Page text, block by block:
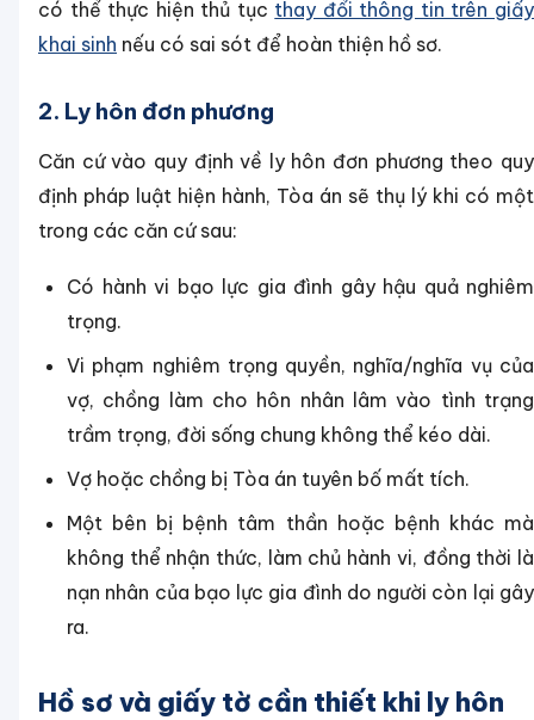
có thể thực hiện thủ tục thay đổi thông tin trên giấy
khai sinh nếu có sai sót để hoàn thiện hồ sơ.
2. Ly hôn đơn phương
Căn cứ vào quy định về ly hôn đơn phương theo quy
định pháp luật hiện hành, Tòa án sẽ thụ lý khi có một
trong các căn cứ sau:
Có hành vi bạo lực gia đình gây hậu quả nghiêm
trọng.
Vi phạm nghiêm trọng quyền, nghĩa/nghĩa vụ của
vợ, chồng làm cho hôn nhân lâm vào tình trạng
trầm trọng, đời sống chung không thể kéo dài.
Vợ hoặc chồng bị Tòa án tuyên bố mất tích.
Một bên bị bệnh tâm thần hoặc bệnh khác mà
không thể nhận thức, làm chủ hành vi, đồng thời là
nạn nhân của bạo lực gia đình do người còn lại gây
ra.
Hồ sơ và giấy tờ cần thiết khi ly hôn